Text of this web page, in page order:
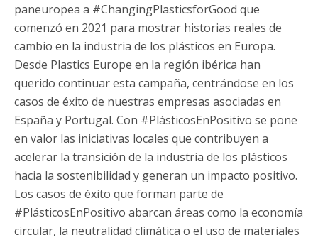
paneuropea a #ChangingPlasticsforGood que
comenzó en 2021 para mostrar historias reales de
cambio en la industria de los plásticos en Europa.
Desde Plastics Europe en la región ibérica han
querido continuar esta campaña, centrándose en los
casos de éxito de nuestras empresas asociadas en
España y Portugal. Con #PlásticosEnPositivo se pone
en valor las iniciativas locales que contribuyen a
acelerar la transición de la industria de los plásticos
hacia la sostenibilidad y generan un impacto positivo.
Los casos de éxito que forman parte de
#PlásticosEnPositivo abarcan áreas como la economía
circular, la neutralidad climática o el uso de materiales